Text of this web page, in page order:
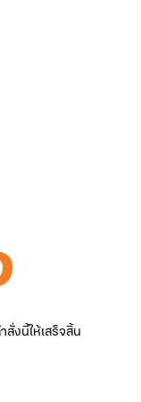
งนี้ให้เสร็จสิ้น